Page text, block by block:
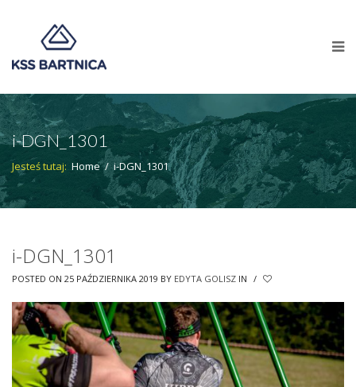
i-DGN_1301
Jesteś tutaj: Home / i-DGN_1301
i-DGN_1301
POSTED ON 25 PAŹDZIERNIKA 2019 BY EDYTA GOLISZ IN /